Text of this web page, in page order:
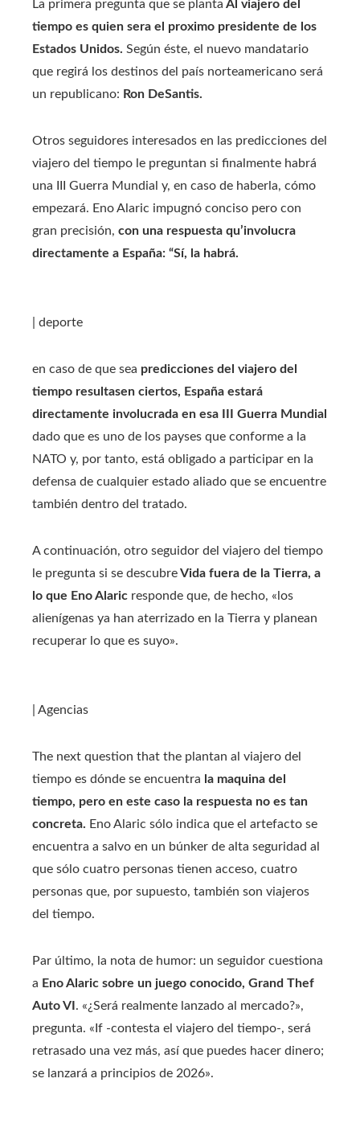
La primera pregunta que se planta Al viajero del
tiempo es quien sera el proximo presidente de los
Estados Unidos. Según éste, el nuevo mandatario
que regirá los destinos del país norteamericano será
un republicano: Ron DeSantis.
Otros seguidores interesados ​​en las predicciones del
viajero del tiempo le preguntan si finalmente habrá
una III Guerra Mundial y, en caso de haberla, cómo
empezará. Eno Alaric impugnó conciso pero con
gran precisión, con una respuesta qu’involucra
directamente a España: “Sí, la habrá.
| deporte
en caso de que sea predicciones del viajero del
tiempo resultasen ciertos, España estará
directamente involucrada en esa III Guerra Mundial
dado que es uno de los payses que conforme a la
NATO y, por tanto, está obligado a participar en la
defensa de cualquier estado aliado que se encuentre
también dentro del tratado.
A continuación, otro seguidor del viajero del tiempo
le pregunta si se descubreVida fuera de la Tierra, a
lo que Eno Alaric responde que, de hecho, «los
alienígenas ya han aterrizado en la Tierra y planean
recuperar lo que es suyo».
| Agencias
The next question that the plantan al viajero del
tiempo es dónde se encuentra la maquina del
tiempo, pero en este caso la respuesta no es tan
concreta. Eno Alaric sólo indica que el artefacto se
encuentra a salvo en un búnker de alta seguridad al
que sólo cuatro personas tienen acceso, cuatro
personas que, por supuesto, también son viajeros
del tiempo.
Par último, la nota de humor: un seguidor cuestiona
a Eno Alaric sobre un juego conocido, Grand Thef
Auto VI . «¿Será realmente lanzado al mercado?»,
pregunta. «If -contesta el viajero del tiempo-, será
retrasado una vez más, así que puedes hacer dinero;
se lanzará a principios de 2026».